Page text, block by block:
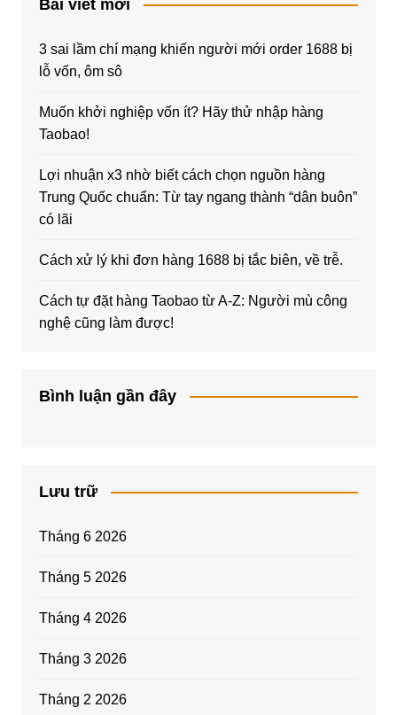
Bài viết mới
3 sai lầm chí mạng khiến người mới order 1688 bị
lỗ vốn, ôm sô
Muốn khởi nghiệp vốn ít? Hãy thử nhập hàng
Taobao!
Lợi nhuận x3 nhờ biết cách chọn nguồn hàng
Trung Quốc chuẩn: Từ tay ngang thành “dân buôn”
có lãi
Cách xử lý khi đơn hàng 1688 bị tắc biên, về trễ.
Cách tự đặt hàng Taobao từ A-Z: Người mù công
nghệ cũng làm được!
Bình luận gần đây
Lưu trữ
Tháng 6 2026
Tháng 5 2026
Tháng 4 2026
Tháng 3 2026
Tháng 2 2026